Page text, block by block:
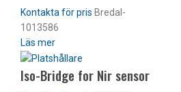
Bredal-
1013586
Läs mer
Iso-Bridge for Nir sensor